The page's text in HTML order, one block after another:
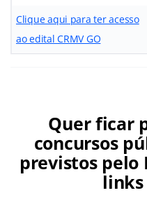
Clique aqui para ter acesso
ao edital CRMV GO
Quer ficar
concursos
previstos pelo
links